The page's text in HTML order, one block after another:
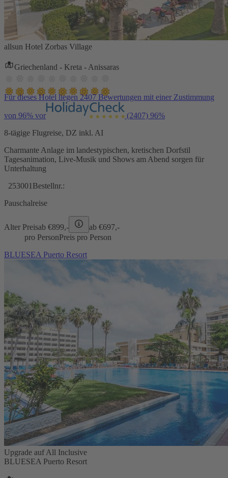
allsun Hotel Zorbas Village
Griechenland - Kreta - Anissaras
Für dieses Hotel liegen 2407 Bewertungen mit einer Zustimmung
von 96% vor (2407) 96%
8-tägige Flugreise, DZ inkl. AI
Charmante Anlage im landestypischen, kretischen Dorfstil
Tagesanimation, Live-Musik und Shows am Abend sorgen für
Unterhaltung
253001 Bestellnr.:
Pauschalreise
Alter Preisab €899,- ab €697,-
pro PersonPreis pro Person
BLUESEA Puerto Resort
Upgrade auf All Inclusive
BLUESEA Puerto Resort